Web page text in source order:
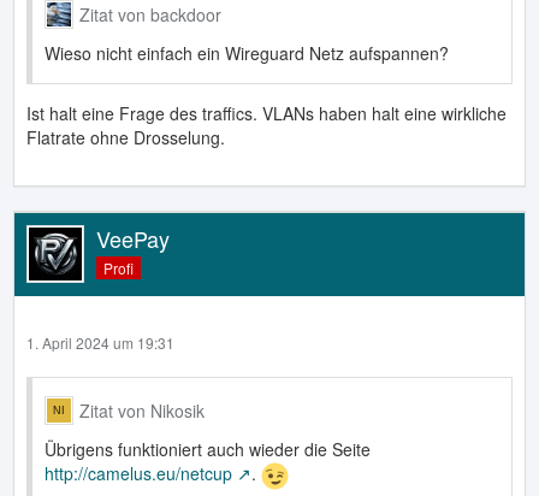
Zitat von backdoor
Wieso nicht einfach ein Wireguard Netz aufspannen?
Ist halt eine Frage des traffics. VLANs haben halt eine wirkliche
Flatrate ohne Drosselung.
VeePay
Profi
1. April 2024 um 19:31
Zitat von Nikosik
Übrigens funktioniert auch wieder die Seite
http://camelus.eu/netcup
.